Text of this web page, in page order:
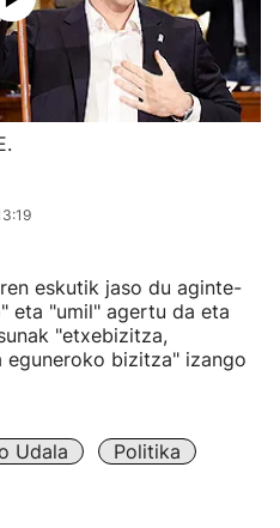
eskutik jaso du aginte-
eta "umil" agertu da eta
"etxebizitza,
eguneroko bizitza" izango
Udala Politika